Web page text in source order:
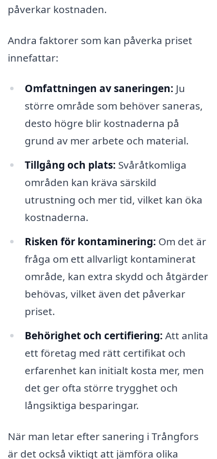
påverkar kostnaden.
Andra faktorer som kan påverka priset
innefattar:
Omfattningen av saneringen: Ju
större område som behöver saneras,
desto högre blir kostnaderna på
grund av mer arbete och material.
Tillgång och plats: Svåråtkomliga
områden kan kräva särskild
utrustning och mer tid, vilket kan öka
kostnaderna.
Risken för kontaminering: Om det är
fråga om ett allvarligt kontaminerat
område, kan extra skydd och åtgärder
behövas, vilket även det påverkar
priset.
Behörighet och certifiering: Att anlita
ett företag med rätt certifikat och
erfarenhet kan initialt kosta mer, men
det ger ofta större trygghet och
långsiktiga besparingar.
När man letar efter sanering i Trångfors
är det också viktigt att jämföra olika